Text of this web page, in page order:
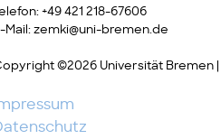
+49 421 218-67606
Mail: zemki@uni-bremen.de
©2026 Universität Bremen